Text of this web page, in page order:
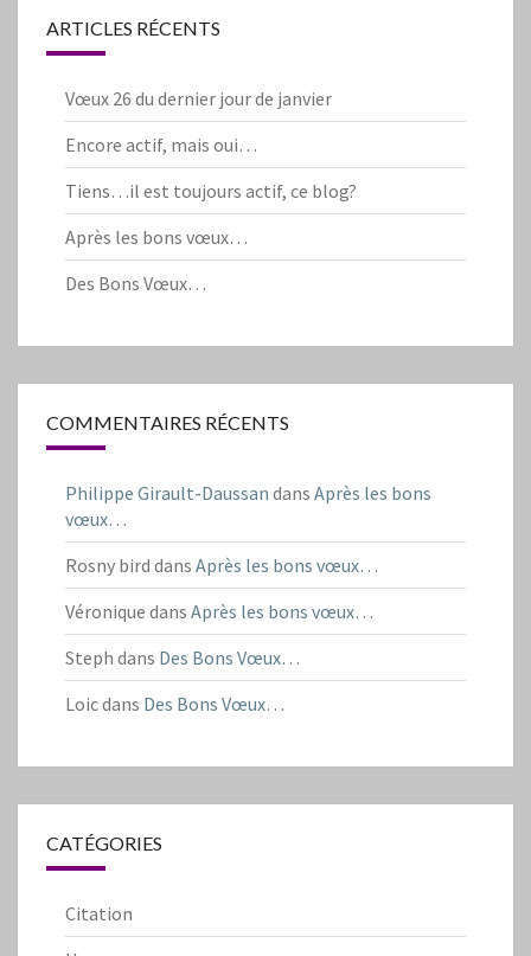
ARTICLES RÉCENTS
Vœux 26 du dernier jour de janvier
Encore actif, mais oui…
Tiens…il est toujours actif, ce blog?
Après les bons vœux…
Des Bons Vœux…
COMMENTAIRES RÉCENTS
Philippe Girault-Daussan dans Après les bons
vœux…
Rosny bird dans Après les bons vœux…
Véronique dans Après les bons vœux…
Steph dans Des Bons Vœux…
Loicdans Des Bons Vœux…
CATÉGORIES
Citation